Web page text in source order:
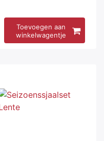
Toevoegen aan
winkelwagentje